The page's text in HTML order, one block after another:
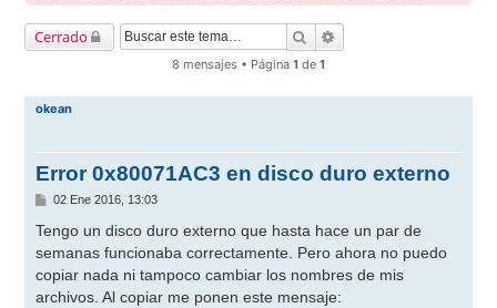
Cerrado Buscar
8 mensajes • Página 1 de 1
okean
Error 0x80071AC3 en disco duro externo
M
n
a
j
e
02 Ene 2016, 13:03
Tengo un disco duro externo que hasta hace un par de
semanas funcionaba correctamente. Pero ahora no puedo
copiar nada ni tampoco cambiar los nombres de mis
archivos. Al copiar me ponen este mensaje: